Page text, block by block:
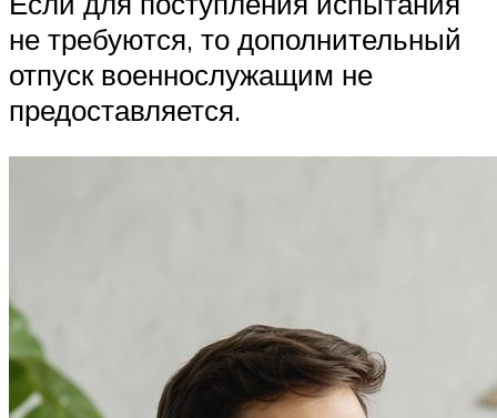
не требуются, то дополнительный
отпуск военнослужащим не
предоставляется.